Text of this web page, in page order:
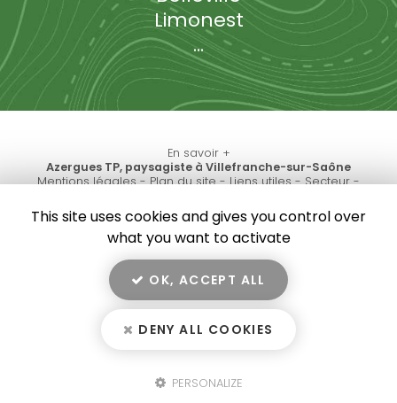
Limonest
...
En savoir +
Fermer
Notre savoir-faire : Paysagiste à Villefranche-sur-
Saône
Installation de microstation et fosse toutes eaux
Aménagement extérieur et cours en enrobée proche de
Lozanne
Aménagement extérieur sur la commune de Chasselay
Azergues TP, paysagiste à Villefranche-sur-Saône
Mentions légales-Plan du site-Liens utiles-Secteur-
Création et référencement de site Internet
Demande de Devis
10/10
3 avis
This site uses cookies and gives you control over
what you want to activate
OK, ACCEPT ALL
DENY ALL COOKIES
PERSONALIZE